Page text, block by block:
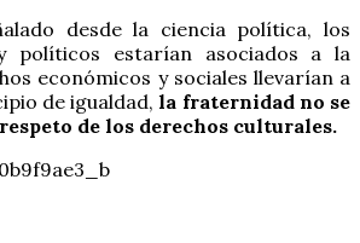
desde la ciencia política, los
políticos estarían asociados a la
económicos y sociales llevarían a
de igualdad,la fraternidad no se
de los derechos culturales.